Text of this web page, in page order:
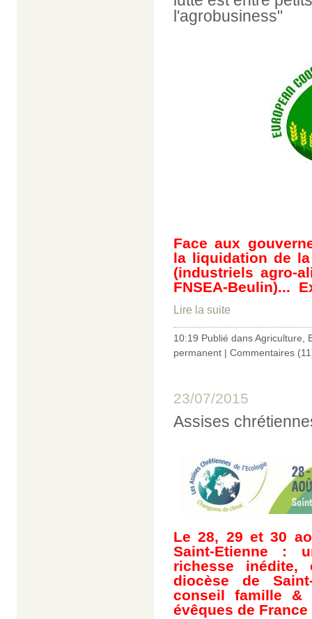
l'agrobusiness"
Face aux
la liquidation de
(industriels agro-
FNSEA-Beulin)...
Lire la suite
10:19 Publié dansAgriculture,
permanent | Commentaires
23/07/2015
Assises
Le 28, 29 et 30
Saint-Etienne :
richesse
diocèse de
conseil famille &
évêques de France